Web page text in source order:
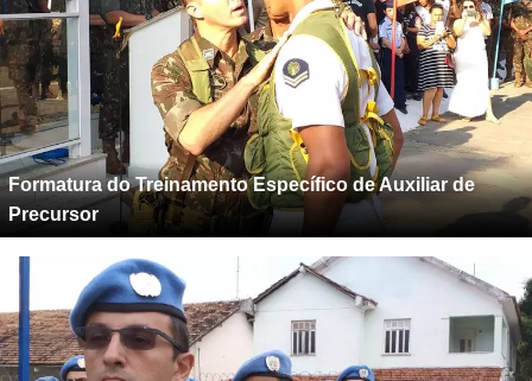
Formatura do Treinamento Específico de Auxiliar de
Precursor